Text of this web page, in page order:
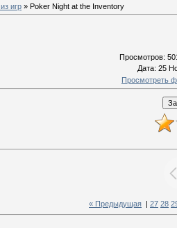
игр » Poker Night at the Inventory
Просмотров:
Дата: 25
Просмотреть
« Предыдущая 27 28